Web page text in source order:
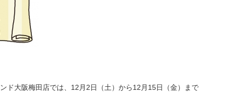
ド大阪梅田店では、12月2日（土）から12月15日（金）まで